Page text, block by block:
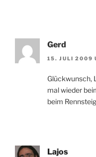
Gerd
15. JULI 2009
Glückwunsch,
mal wieder
beim
Lajos